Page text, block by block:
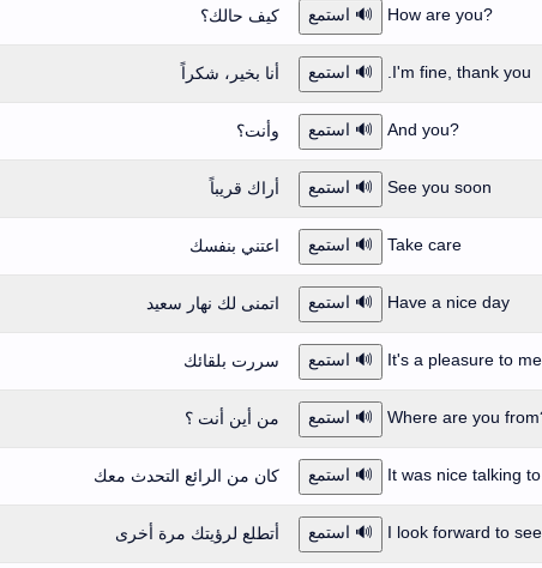
?How are you 🔊 استمع كيف حالك؟
I'm fine, thank you. 🔊 استمع أنا بخير، شكراً
?And you 🔊 استمع وأنت؟
See you soon 🔊 استمع أراك قريباً
Take care 🔊 استمع اعتني بنفسك
Have a nice day 🔊 استمع اتمنى لك نهار سعيد
It's a pleasure to 🔊 استمع سررت بلقائك
🔊 استمع من أين أنت ؟
It was nice talking 🔊 استمع كان من الرائع التحدث معك
I look forward to 🔊 استمع أتطلع لرؤيتك مرة أخرى